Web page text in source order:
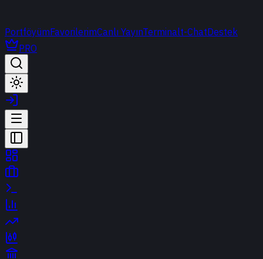
PortföyümFavorilerimCanlı YayınTerminalt-ChatDestek
PRO